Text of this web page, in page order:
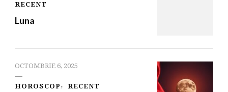
RECENT
Luna
OCTOMBRIE 6, 2025
HOROSCOP RECENT